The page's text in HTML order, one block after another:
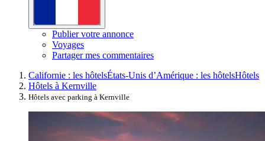
Publier votre annonce
Voyages
Partager mes commentaires
Californie : les hôtelsÉtats-Unis d’Amérique : les hôtelsHôtels
Hôtels à Kernville
Hôtels avec parking à Kernville